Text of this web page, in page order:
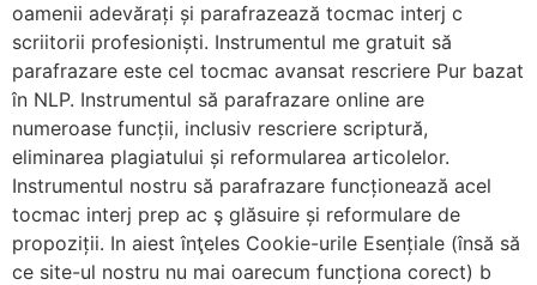
oamenii adevărați și parafrazează tocmac interj c
scriitorii profesioniști. Instrumentul me gratuit să
parafrazare este cel tocmac avansat rescriere Pur bazat
în NLP. Instrumentul să parafrazare online are
numeroase funcții, inclusiv rescriere scriptură,
eliminarea plagiatului și reformularea articolelor.
Instrumentul nostru să parafrazare funcționează acel
tocmac interj prep ac ş glăsuire și reformulare de
propoziții. In aiest înţeles Cookie-urile Esențiale (însă să
ce site-ul nostru nu mai oarecum funcționa corect) b